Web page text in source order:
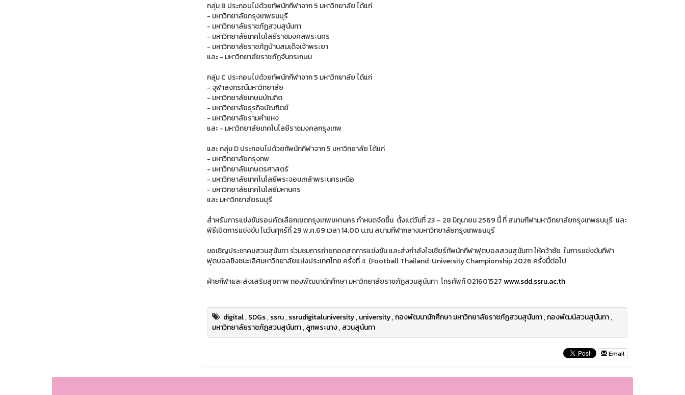
กลุ่ม B ประกอบไปด้วยทัพนักกีฬาจาก 5 มหาวิทยาลัย ได้แก่
- มหาวิทยาลัยกรุงเทพธนบุรี
- มหาวิทยาลัยราชภัฏสวนสุนันทา
- มหาวิทยาลัยเทคโนโลยีราชมงคลพระนคร
- มหาวิทยาลัยราชภัฏบ้านสมเด็จเจ้าพระยา
และ - มหาวิทยาลัยราชภัฏจันทรเกษม
กลุ่ม C ประกอบไปด้วยทัพนักกีฬาจาก 5 มหาวิทยาลัย ได้แก่
- จุฬาลงกรณ์มหาวิทยาลัย
- มหาวิทยาลัยเกษมบัณฑิต
- มหาวิทยาลัยธุรกิจบัณฑิตย์
- มหาวิทยาลัยรามคำแหง
และ - มหาวิทยาลัยเทคโนโลยีราชมงคลกรุงเทพ
และ กลุ่ม D ประกอบไปด้วยทัพนักกีฬาจาก 5 มหาวิทยาลัย ได้แก่
- มหาวิทยาลัยกรุงทพ
- มหาวิทยาลัยเกษตรศาสตร์
- มหาวิทยาลัยเทคโนโลยีพระจอมเกล้าพระนครเหนือ
- มหาวิทยาลัยเทคโนโลยีมหานคร
และ มหาวิทยาลัยธนบุรี
สำหรับการแข่งขันรอบคัดเลือกเขตกรุงเทพมหานคร กำหนดจัดขึ้น ตั้งแต่วันที่ 23 – 28 มิถุนายน 2569 นี้ ที่ สนามกีฬามหาวิทยาลัยกรุงเทพธนบุรี และ
พิธีเปิดการแข่งขัน ในวันศุกร์ที่ 29 พ.ค.69 เวลา 14.00 น.ณ สนามกีฬากลางมหาวิทยาลัยกรุงเทพธนบุรี
ขอเชิญประชาคมสวนสุนันทา ร่วมชมการถ่ายทอดสดการแข่งขัน และส่งกำลังใจเชียร์ทัพนักกีฬาฟุตบอลสวนสุนันทา ให้คว้าชัย ในการแข่งขันกีฬา
ฟุตบอลชิงชนะเลิศมหาวิทยาลัยแห่งประเทศไทย ครั้งที่ 4 (Football Thailand University Championship 2026 ครั้งนี้ต่อไป
ฝ่ายกีฬาและส่งเสริมสุขภาพ กองพัฒนานักศึกษา มหาวิทยาลัยราชภัฏสวนสุนันทา โทรศัพท์ 021601527 www.sdd.ssru.ac.th
digital,SDGs,ssru,ssrudigitaluniversity,university,กองพัฒนานักศึกษา มหาวิทยาลัยราชภัฏสวนสุนันทา,กองพัฒน์สวนสุนันทา,
มหาวิทยาลัยราชภัฏสวนสุนันทา,ลูกพระนาง,สวนสุนันทา
Email